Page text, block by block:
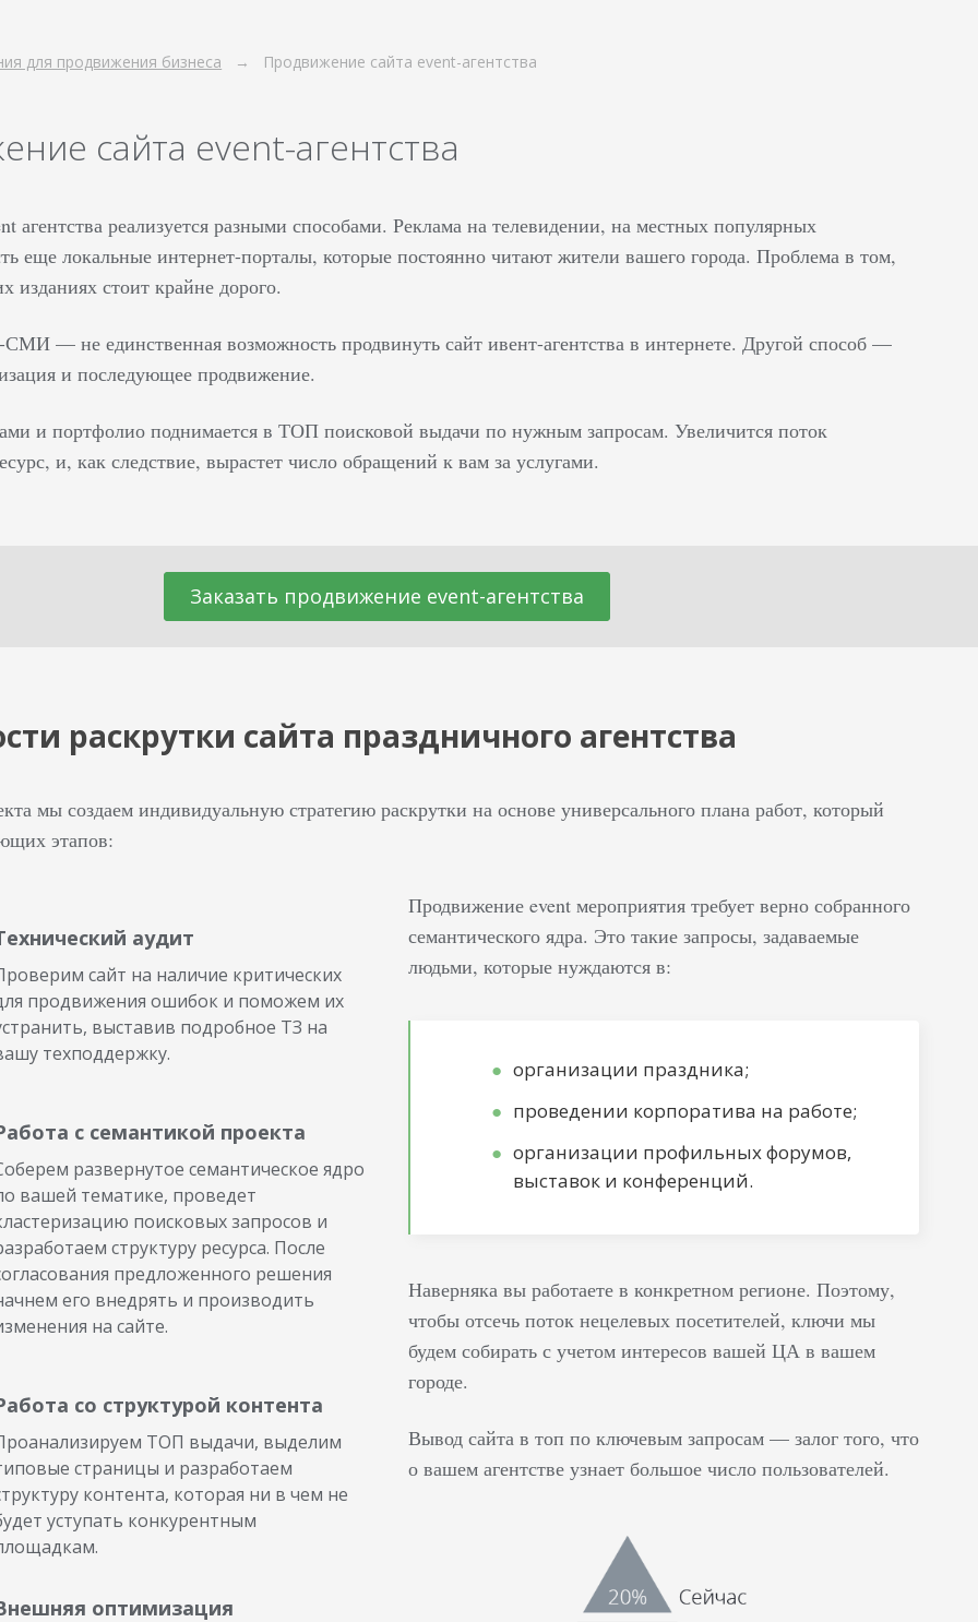
для продвижения бизнеса Продвижение сайта event-агентства
сайта event-агентства
агентства реализуется разными способами. Реклама на телевидении, на местных популярных
еще локальные интернет-порталы, которые постоянно читают жители вашего города. Проблема в том,
изданиях стоит крайне дорого.
— не единственная возможность продвинуть сайт ивент-агентства в интернете. Другой способ —
и последующее продвижение.
и портфолио поднимается в ТОП поисковой выдачи по нужным запросам. Увеличится поток
и, как следствие, вырастет число обращений к вам за услугами.
Заказать продвижение event-агентства
раскрутки сайта праздничного агентства
мы создаем индивидуальную стратегию раскрутки на основе универсального плана работ, который
этапов:
аудит
сайт на наличие критических
продвижения ошибок и поможем их
выставив подробное ТЗ на
техподдержку.
с семантикой проекта
развернутое семантическое ядро
вашей тематике, проведет
поисковых запросов и
структуру ресурса. После
предложенного решения
его внедрять и производить
на сайте.
со структурой контента
ТОП выдачи, выделим
страницы и разработаем
контента, которая ни в чем не
уступать конкурентным
оптимизация
Продвижение event мероприятия требует верно собранного
семантического ядра. Это такие запросы, задаваемые
людьми, которые нуждаются в:
организации праздника;
проведении корпоратива на работе;
организации профильных форумов,
выставок и конференций.
Наверняка вы работаете в конкретном регионе. Поэтому,
чтобы отсечь поток нецелевых посетителей, ключи мы
будем собирать с учетом интересов вашей ЦА в вашем
городе.
Вывод сайта в топ по ключевым запросам — залог того, что
о вашем агентстве узнает большое число пользователей.